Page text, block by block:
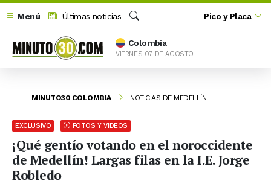
Menú
Últimas noticias
Buscar
Pico y Placa
Colombia
VIERNES 07 DE AGOSTO
MINUTO30 COLOMBIA NOTICIAS DE MEDELLÍN
EXCLUSIVO FOTOS Y VIDEOS
¡Qué gentío votando en el noroccidente
de Medellín! Largas filas en la I.E. Jorge
Robledo